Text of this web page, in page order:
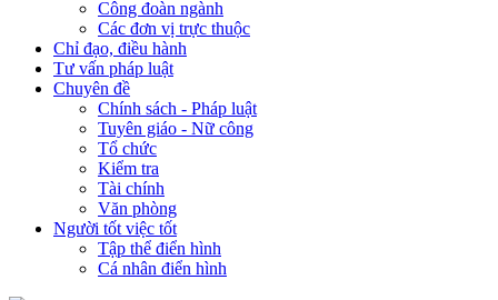
Công đoàn ngành
Các đơn vị trực thuộc
Chỉ đạo, điều hành
Tư vấn pháp luật
Chuyên đề
Chính sách - Pháp luật
Tuyên giáo - Nữ công
Tổ chức
Kiểm tra
Tài chính
Văn phòng
Người tốt việc tốt
Tập thể điển hình
Cá nhân điển hình